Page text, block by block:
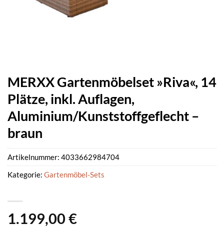
MERXX Gartenmöbelset »Riva«, 14
Plätze, inkl. Auflagen,
Aluminium/Kunststoffgeflecht –
braun
1.199,00 €
Artikelnummer: 4033662984704
Kategorie: Gartenmöbel-Sets